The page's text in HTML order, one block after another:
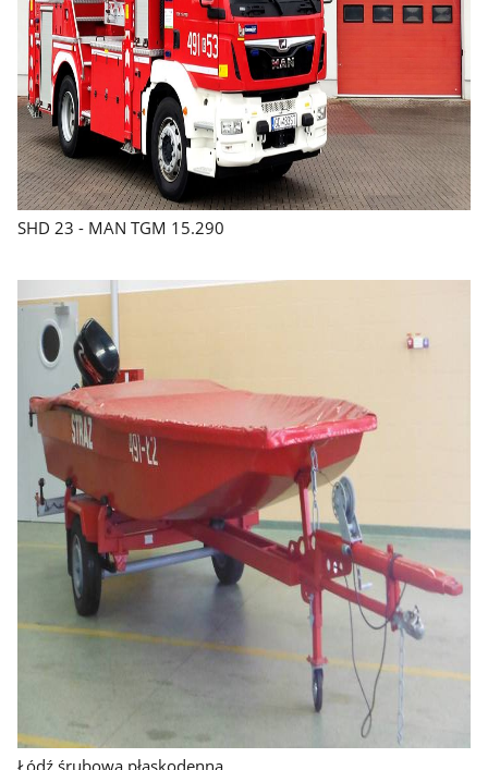
SHD 23 - MAN TGM 15.290
Łódź śrubowa płaskodenna